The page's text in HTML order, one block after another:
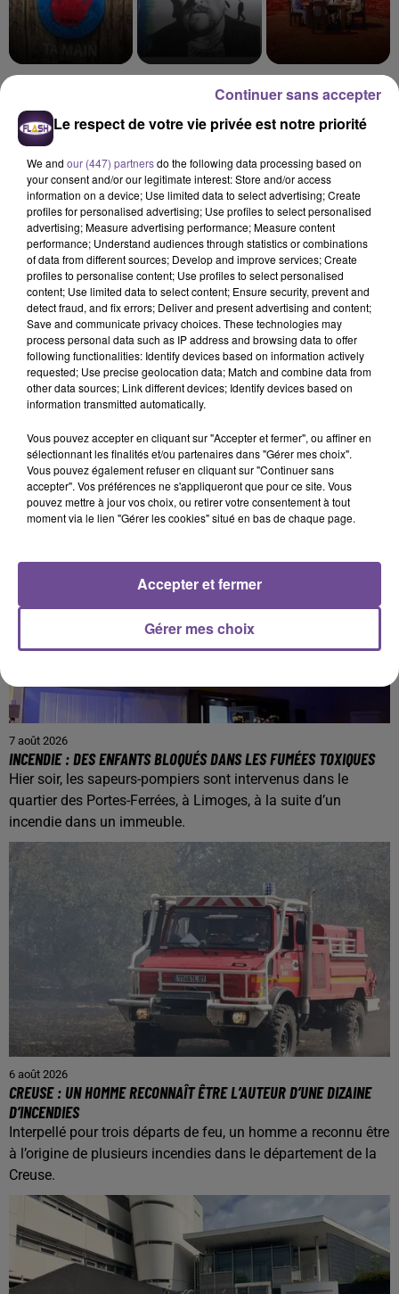
Mr Know It All Starlight
Cet élément est masqué compte-tenu du refus du
dépôt de cookies que vous avez exprimé. Si vous
souhaitez l'afficher, merci de nous donner votre accord
en cliquant sur le bouton ci-dessous.
Afficher l'élément
PRÈS DE CHEZ VOUS
7 août 2026
INCENDIE : DES ENFANTS BLOQUÉS DANS LES FUMÉES TOXIQUES
Hier soir, les sapeurs-pompiers sont intervenus dans le
quartier des Portes-Ferrées, à Limoges, à la suite d’un
incendie dans un immeuble.
6 août 2026
CREUSE : UN HOMME RECONNAÎT ÊTRE L’AUTEUR D’UNE DIZAINE
D’INCENDIES
Interpellé pour trois départs de feu, un homme a reconnu être
à l’origine de plusieurs incendies dans le département de la
Creuse.
Le respect de votre vie privée est notre priorité
We and our (447) partnersdo the following data processing based on
your consent and/or our legitimate interest: Store and/or access
information on a device; Use limited data to select advertising; Create
profiles for personalised advertising; Use profiles to select personalised
advertising; Measure advertising performance; Measure content
performance; Understand audiences through statistics or combinations
of data from different sources; Develop and improve services; Create
profiles to personalise content; Use profiles to select personalised
content; Use limited data to select content; Ensure security, prevent and
detect fraud, and fix errors; Deliver and present advertising and content;
Save and communicate privacy choices. These technologies may
process personal data such as IP address and browsing data to offer
following functionalities: Identify devices based on information actively
requested; Use precise geolocation data; Match and combine data from
other data sources; Link different devices; Identify devices based on
information transmitted automatically.
Vous pouvez accepter en cliquant sur "Accepter et fermer", ou affiner en
sélectionnant les finalités et/ou partenaires dans "Gérer mes choix".
Vous pouvez également refuser en cliquant sur "Continuer sans
accepter". Vos préférences ne s'appliqueront que pour ce site. Vous
pouvez mettre à jour vos choix, ou retirer votre consentement à tout
moment via le lien "Gérer les cookies" situé en bas de chaque page.
Gérer mes choix
Accepter et fermer
Continuer sans accepter